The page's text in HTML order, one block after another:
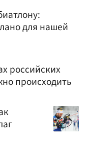
для нашей
российских
происходить